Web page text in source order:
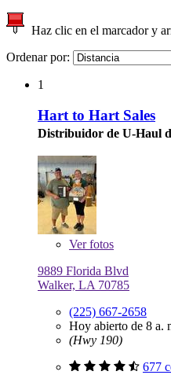
Haz clic en el marcador y
Ordenar por:
1
Hart to Hart Sales
Distribuidor de U-Haul
Verfotos
9889 Florida Blvd
Walker, LA 70785
(225) 667-2658
Hoy abierto de 8 a.
(Hwy 190)
677